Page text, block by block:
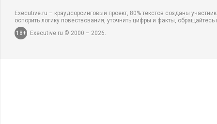
Executive.ru – краудсорсинговый проект, 80% текстов созданы
оспорить логику повествования, уточнить цифры и факты,
18+
Executive.ru © 2000 – 2026.